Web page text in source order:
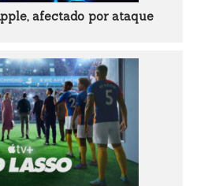
afectado por ataque